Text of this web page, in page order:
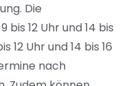
Die
12 Uhr und 14 bis
12 Uhr und 14 bis 16
nach